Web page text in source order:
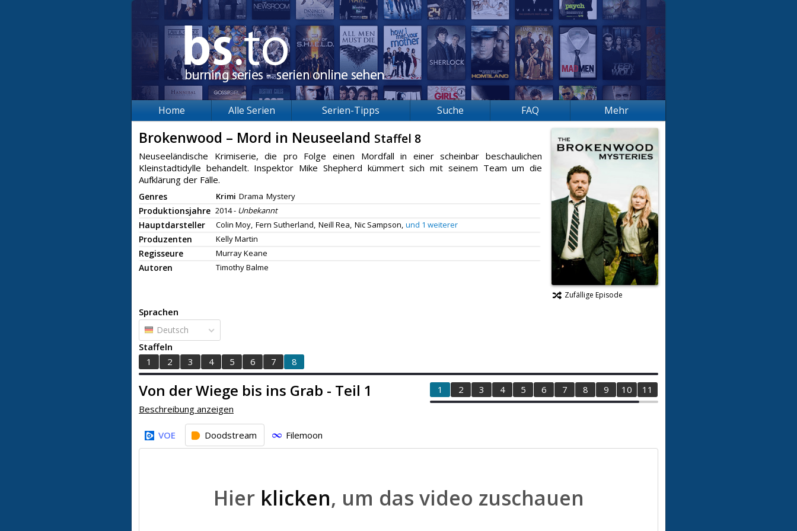
Home Alle Serien Serien-Tipps Suche FAQ Mehr
Brokenwood – Mord in Neuseeland Staffel 8
Neuseeländische Krimiserie, die pro Folge einen Mordfall in einer scheinbar beschaulichen
Kleinstadtidylle behandelt. Inspektor Mike Shepherd kümmert sich mit seinem Team um die
Aufklärung der Fälle.
Genres Krimi Drama Mystery
Produktionsjahre 2014 - Unbekannt
Hauptdarsteller Colin Moy, Fern Sutherland, Neill Rea, Nic Sampson, und 1 weiterer
Produzenten Kelly Martin
Regisseure Murray Keane
Autoren Timothy Balme
Zufällige Episode
Sprachen
Deutsch
Staffeln
1
2 3 4 5 6 7 8
Von der Wiege bis ins Grab - Teil 1 1 2 3 4 5 6 7 8 9 10 11
Beschreibung anzeigen
VOE Doodstream Filemoon
Hier klicken, um das video zuschauen